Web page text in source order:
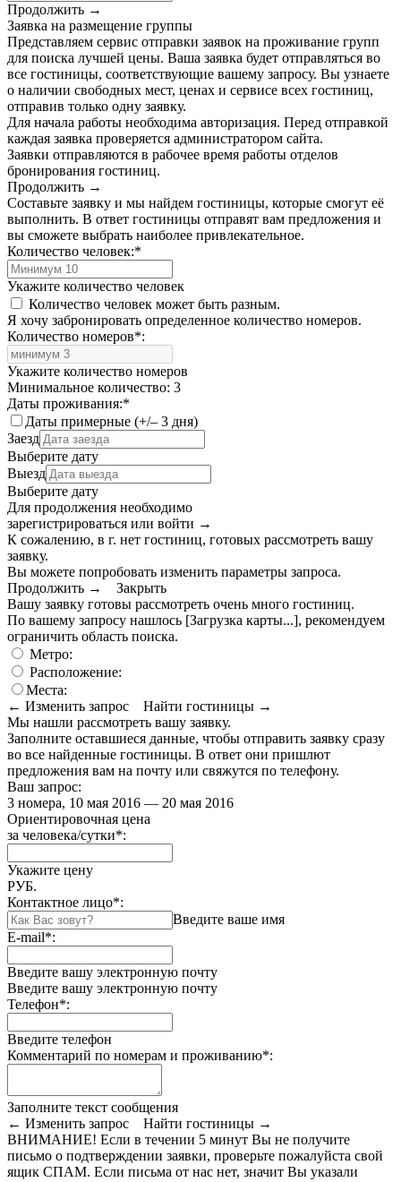
Продолжить →
Заявка на размещение группы
Представляем сервис отправки заявок на проживание групп
для поиска лучшей цены. Ваша заявка будет отправляться во
все гостиницы, соответствующие вашему запросу. Вы узнаете
о наличии свободных мест, ценах и сервисе всех гостиниц,
отправив только одну заявку.
Для начала работы необходима авторизация. Перед отправкой
каждая заявка проверяется администратором сайта.
Заявки отправляются в рабочее время работы отделов
бронирования гостиниц.
Продолжить →
Составьте заявку и мы найдем гостиницы, которые смогут её
выполнить. В ответ гостиницы отправят вам предложения и
вы сможете выбрать наиболее привлекательное.
Количество человек:*
Укажите количество человек
Количество человек может быть разным.
Я хочу забронировать определенное количество номеров.
Количество номеров*:
Укажите количество номеров
Минимальное количество: 3
Даты проживания:*
Даты примерные (+/– 3 дня)
Заезд
Выберите дату
Выезд
Выберите дату
Для продолжения необходимо
зарегистрироваться или войти →
К сожалению, в г. нет гостиниц, готовых рассмотреть вашу
заявку.
Вы можете попробовать изменить параметры запроса.
Продолжить →
Закрыть
Вашу заявку готовы рассмотреть очень много гостиниц.
По вашему запросу нашлось [Загрузка карты...], рекомендуем
ограничить область поиска.
Метро:
Расположение:
Места:
← Изменить запрос
Найти гостиницы →
Мы нашли рассмотреть вашу заявку.
Заполните оставшиеся данные, чтобы отправить заявку сразу
во все найденные гостиницы. В ответ они пришлют
предложения вам на почту или свяжутся по телефону.
Ваш запрос:
3 номера, 10 мая 2016 — 20 мая 2016
Ориентировочная цена
за человека/сутки*:
Укажите цену
РУБ.
Контактное лицо*:
Введите ваше имя
E-mail*:
Введите вашу электронную почту
Введите вашу электронную почту
Телефон*:
Введите телефон
Комментарий по номерам и проживанию*:
Заполните текст сообщения
← Изменить запрос
Найти гостиницы →
ВНИМАНИЕ! Если в течении 5 минут Вы не получите
письмо о подтверждении заявки, проверьте пожалуйста свой
ящик СПАМ. Если письма от нас нет, значит Вы указали